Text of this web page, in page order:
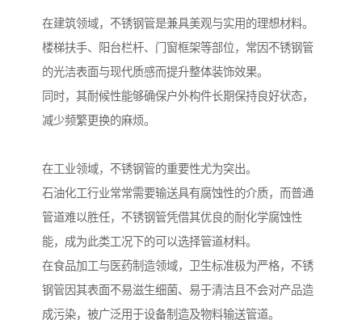
在建筑领域，不锈钢管是兼具美观与实用的理想材料。
楼梯扶手、阳台栏杆、门窗框架等部位，常因不锈钢管
的光洁表面与现代质感而提升整体装饰效果。
同时，其耐候性能够确保户外构件长期保持良好状态，
减少频繁更换的麻烦。
在工业领域，不锈钢管的重要性尤为突出。
石油化工行业常常需要输送具有腐蚀性的介质，而普通
管道难以胜任，不锈钢管凭借其优良的耐化学腐蚀性
能，成为此类工况下的可以选择管道材料。
在食品加工与医药制造领域，卫生标准极为严格，不锈
钢管因其表面不易滋生细菌、易于清洁且不会对产品造
成污染，被广泛用于设备制造及物料输送管道。